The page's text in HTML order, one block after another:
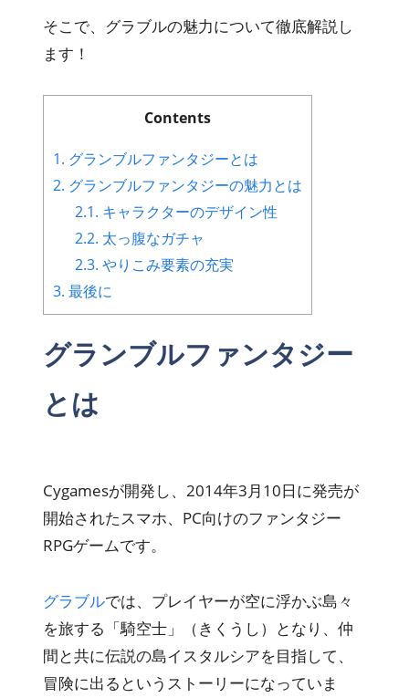
そこで、グラブルの魅力について徹底解説し
ます！
Contents
1. グランブルファンタジーとは
2. グランブルファンタジーの魅力とは
2.1. キャラクターのデザイン性
2.2. 太っ腹なガチャ
2.3. やりこみ要素の充実
3. 最後に
グランブルファンタジー
とは
Cygamesが開発し、2014年3月10日に発売が
開始されたスマホ、PC向けのファンタジー
RPGゲームです。
グラブルでは、プレイヤーが空に浮かぶ島々
を旅する「騎空士」（きくうし）となり、仲
間と共に伝説の島イスタルシアを目指して、
冒険に出るというストーリーになっていま